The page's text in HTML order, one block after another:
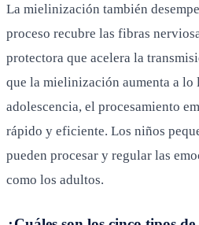
La mielinización también
proceso recubre las fibras
protectora que acelera la
que la mielinización aumenta a
adolescencia, el procesamiento
rápido y eficiente. Los niños
pueden procesar y regular las
como los adultos.